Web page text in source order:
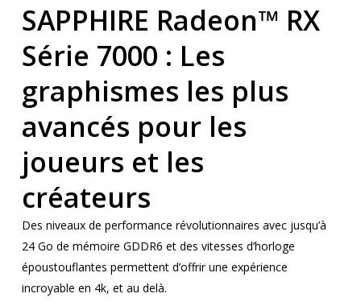
SAPPHIRE Radeon™ RX
Série 7000 : Les
graphismes les plus
avancés pour les
joueurs et les
créateurs
Des niveaux de performance révolutionnaires avec jusqu’à
24 Go de mémoire GDDR6 et des vitesses d’horloge
époustouflantes permettent d’offrir une expérience
incroyable en 4k, et au delà.